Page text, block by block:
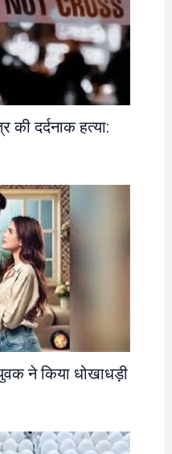
की दर्दनाक हत्या:
ने किया धोखाधड़ी